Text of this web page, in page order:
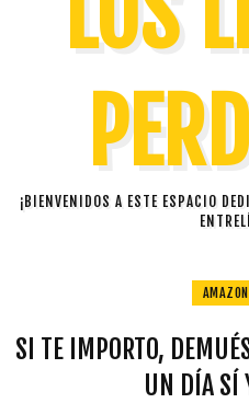
¡BIENVENIDOS A ESTE ESPACIO
SI TE IMPORTO,
UN DÍA SÍ